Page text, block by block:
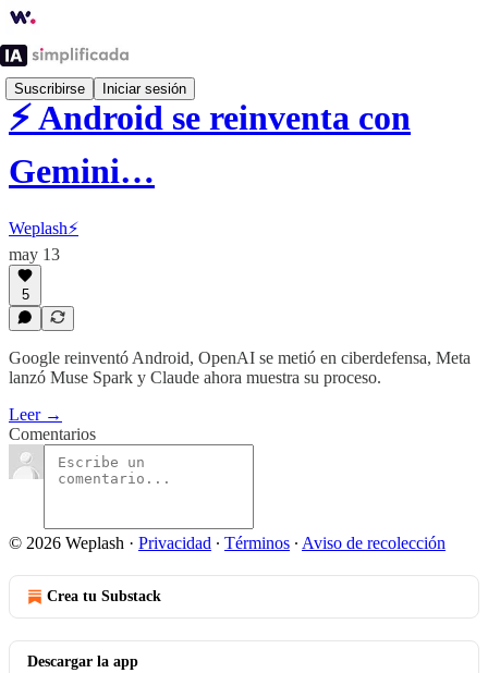
Suscribirse Iniciar sesión
⚡️ Android se reinventa con
Gemini…
Weplash⚡️
may 13
5
Google reinventó Android, OpenAI se metió en ciberdefensa, Meta
lanzó Muse Spark y Claude ahora muestra su proceso.
Leer →
Comentarios
© 2026 Weplash · Privacidad ∙ Términos ∙ Aviso de recolección
Crea tu Substack
Descargar la app